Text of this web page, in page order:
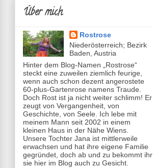
Über mich
Rostrose
Niederösterreich; Bezirk
Baden, Austria
Hinter dem Blog-Namen „Rostrose“
steckt eine zuweilen ziemlich feurige,
wenn auch schon dezent angerostete
60-plus-Gartenrose namens Traude.
Doch Rost ist ja nicht weiter schlimm! Er
zeugt von Vergangenheit, von
Geschichte, von Seele. Ich lebe mit
meinem Mann seit 2002 in einem
kleinen Haus in der Nähe Wiens.
Unsere Tochter Jana ist mittlerweile
erwachsen und hat ihre eigene Familie
gegründet, doch ab und zu bekommt ihr
sie hier im Blog auch zu Gesicht.